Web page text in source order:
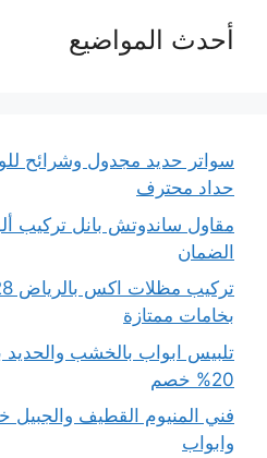
أحدث المواضيع
حداد محترف
الضمان
بخامات ممتازة
تلبيس ابواب بالخشب
20% خصم
وابواب